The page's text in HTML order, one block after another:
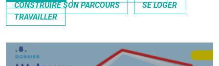
CONSTRUIRE SON PARCOURS
SE LOGER
TRAVAILLER